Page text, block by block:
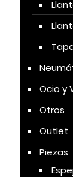
Ocio y
Otros
Outlet
Piezas